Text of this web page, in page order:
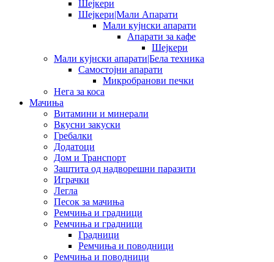
Шејкери
Шејкери|Мали Апарати
Мали кујнски апарати
Апарати за кафе
Шејкери
Мали кујнски апарати|Бела техника
Самостојни апарати
Микробранови печки
Нега за коса
Мачиња
Витамини и минерали
Вкусни закуски
Гребалки
Додатоци
Дом и Транспорт
Заштита од надворешни паразити
Играчки
Легла
Песок за мачиња
Ремчиња и градници
Ремчиња и градници
Градници
Ремчиња и поводници
Ремчиња и поводници